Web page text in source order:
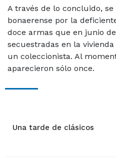
A través de lo concluido,
bonaerense por la
doce armas que en junio
secuestradas en la
un coleccionista. Al
aparecieron sólo once.
Una tarde de clásicos